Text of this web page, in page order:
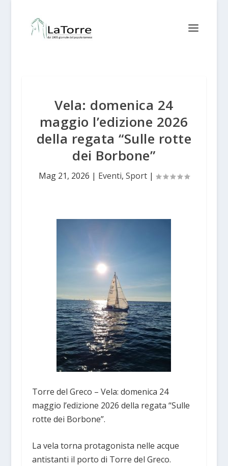
Vela: domenica 24
maggio l’edizione 2026
della regata “Sulle rotte
dei Borbone”
Mag 21, 2026 | Eventi, Sport|
Torre del Greco – Vela: domenica 24
maggio l’edizione 2026 della regata “Sulle
rotte dei Borbone”.
La vela torna protagonista nelle acque
antistanti il porto di Torre del Greco.